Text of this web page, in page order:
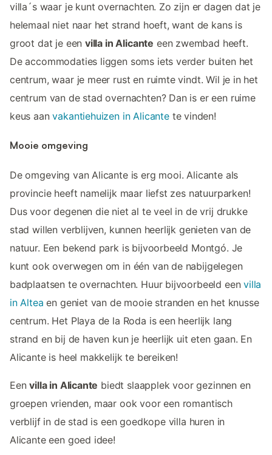
villa´s waar je kunt overnachten. Zo zijn er dagen dat je
helemaal niet naar het strand hoeft, want de kans is
groot dat je eenvilla in Alicante een zwembad heeft.
De accommodaties liggen soms iets verder buiten het
centrum, waar je meer rust en ruimte vindt. Wil je in het
centrum van de stad overnachten? Dan is er een ruime
keus aanvakantiehuizen in Alicantete vinden!
Mooie omgeving
De omgeving van Alicante is erg mooi. Alicante als
provincie heeft namelijk maar liefst zes natuurparken!
Dus voor degenen die niet al te veel in de vrij drukke
stad willen verblijven, kunnen heerlijk genieten van de
natuur. Een bekend park is bijvoorbeeld Montgó. Je
kunt ook overwegen om in één van de nabijgelegen
badplaatsen te overnachten. Huur bijvoorbeeld eenvilla
in Altea en geniet van de mooie stranden en het knusse
centrum. Het Playa de la Roda is een heerlijk lang
strand en bij de haven kun je heerlijk uit eten gaan. En
Alicante is heel makkelijk te bereiken!
Eenvilla in Alicante biedt slaapplek voor gezinnen en
groepen vrienden, maar ook voor een romantisch
verblijf in de stad is een goedkope villa huren in
Alicante een goed idee!